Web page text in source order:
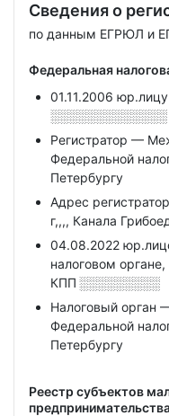
Сведения о
по данным ЕГРЮЛ и
Федеральная
01.11.2006
░░░░░░░░░░░░░
Регистратор —
Федеральной
Петербургу
Адрес
г,,,, Канала
04.08.2022
налоговом
КПП ░░░░░░░░░
Налоговый орган
Федеральной
Петербургу
Реестр субъектов